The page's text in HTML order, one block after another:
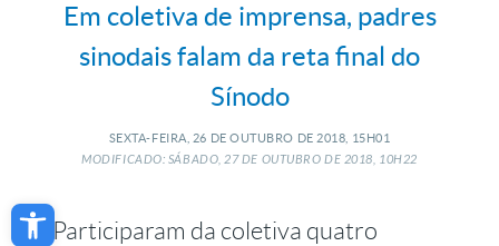
Open toolbar
Em coletiva de imprensa, padres
sinodais falam da reta final do
Sínodo
SEXTA-FEIRA, 26 DE OUTUBRO DE 2018, 15H01
MODIFICADO: SÁBADO, 27DE OUTUBRO DE 2018, 10H22
Participaram da coletiva quatro